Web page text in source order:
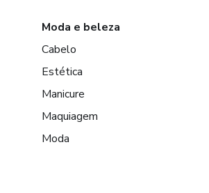
Moda e beleza
Cabelo
Estética
Manicure
Maquiagem
Moda